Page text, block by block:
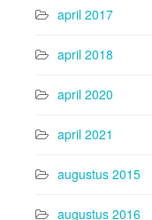
april 2017
april 2018
april 2020
april 2021
augustus 2015
augustus 2016